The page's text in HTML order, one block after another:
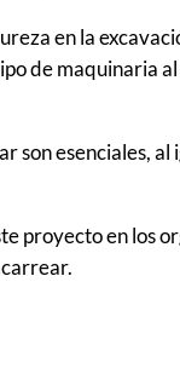
en la
de maquinaria
son esenciales,
proyecto en los